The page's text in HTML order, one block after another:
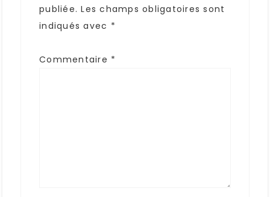
publiée. Les champs obligatoires sont
indiqués avec *
Commentaire *